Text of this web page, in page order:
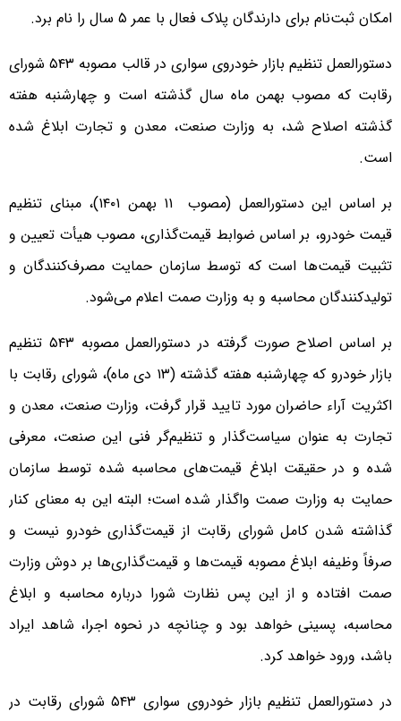
امکان ثبت‌نام برای دارندگان پلاک فعال با عمر ۵ سال را نام برد.
دستورالعمل تنظیم بازار خودروی سواری در قالب مصوبه ۵۴۳ شورای
رقابت که مصوب بهمن ماه سال گذشته است و چهارشنبه هفته
گذشته اصلاح شد، به وزارت صنعت، معدن و تجارت ابلاغ شده
است.
بر اساس این دستورالعمل (مصوب ۱۱ بهمن ۱۴۰۱)، مبنای تنظیم
قیمت خودرو، بر اساس ضوابط قیمت‌گذاری، مصوب هیأت تعیین و
تثبیت قیمت‌ها است که توسط سازمان حمایت مصرف‌کنندگان و
تولیدکنندگان محاسبه و به وزارت صمت اعلام می‌شود.
بر اساس اصلاح صورت گرفته در دستورالعمل مصوبه ۵۴۳ تنظیم
بازار خودرو که چهارشنبه هفته گذشته (۱۳ دی ماه)، شورای رقابت با
اکثریت آراء حاضران مورد تایید قرار گرفت، وزارت صنعت، معدن و
تجارت به عنوان سیاست‌گذار و تنظیم‌گر فنی این صنعت، معرفی
شده و در حقیقت ابلاغ قیمت‌های محاسبه شده توسط سازمان
حمایت به وزارت صمت واگذار شده است؛ البته این به معنای کنار
گذاشته شدن کامل شورای رقابت از قیمت‌گذاری خودرو نیست و
صرفاً وظیفه ابلاغ مصوبه قیمت‌ها و قیمت‌گذاری‌ها بر دوش وزارت
صمت افتاده و از این پس نظارت شورا درباره محاسبه و ابلاغ
محاسبه، پسینی خواهد بود و چنانچه در نحوه‌ اجرا، شاهد ایراد
باشد، ورود خواهد کرد.
در دستورالعمل تنظیم بازار خودروی سواری ۵۴۳ شورای رقابت در